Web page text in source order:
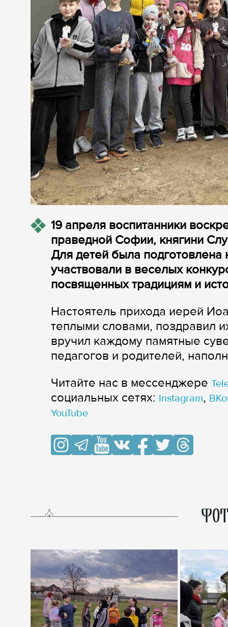
19 апреля воспитанники
праведной Софии, княгини
Для детей была
участвовали в веселых
посвященных традициям и
Настоятель прихода иерей
теплыми словами, поздравил
вручил каждому памятные
педагогов и родителей,
Читайте нас в мессенджере
cоциальных сетях: Instagram,
YouTube